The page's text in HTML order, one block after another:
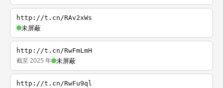
http://t.cn/RAv2xWs
未屏蔽
http://t.cn/RwFmLmH
截至 2025 年 未屏蔽
http://t.cn/RwFu9ql